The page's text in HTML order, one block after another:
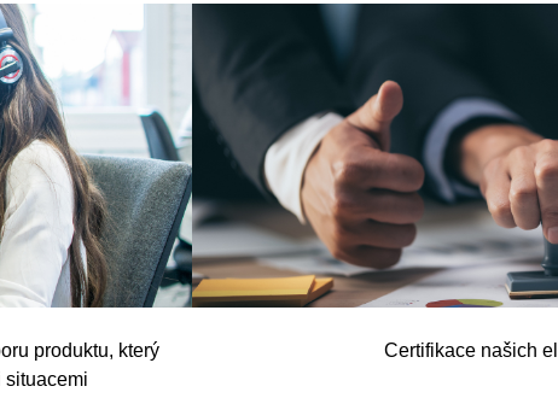
produktu, který
situacemi
Certifikace našich